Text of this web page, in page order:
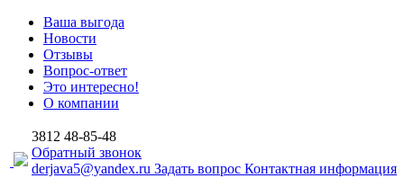
Ваша выгода
Новости
Отзывы
Вопрос-ответ
Это интересно!
О компании
3812 48-85-48
Обратный звонок
derjava5@yandex.ru Задать вопрос Контактная информация